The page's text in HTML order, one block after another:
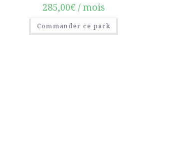
285,00€ / mois
Commander ce pack